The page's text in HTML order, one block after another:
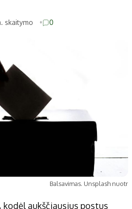
skaitymo 0
Balsavimas. Unsplash nuotr
aukščiausius postus